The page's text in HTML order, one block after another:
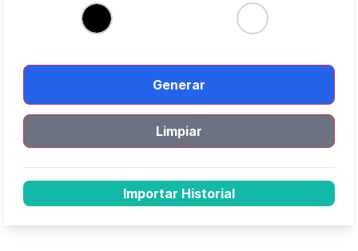
Generar
Limpiar
Importar Historial